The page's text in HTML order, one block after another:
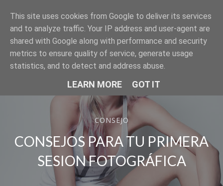
SER MODELO
CONSEJO
CONSEJOS PARA TU PRIMERA
SESION FOTOGRÁFICA
This site uses cookies from Google to deliver its services
and to analyze traffic. Your IP address and user-agent are
shared with Google along with performance and security
metrics to ensure quality of service, generate usage
statistics, and to detect and address abuse.
LEARN MORE GOT IT